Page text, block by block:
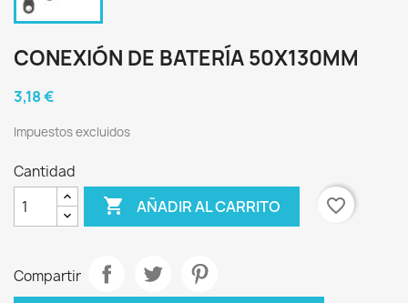
CONEXIÓN DE BATERÍA 50X130MM
3,18 €
Impuestos excluidos
Cantidad
 AÑADIR AL CARRITO favorite_border
Compartir